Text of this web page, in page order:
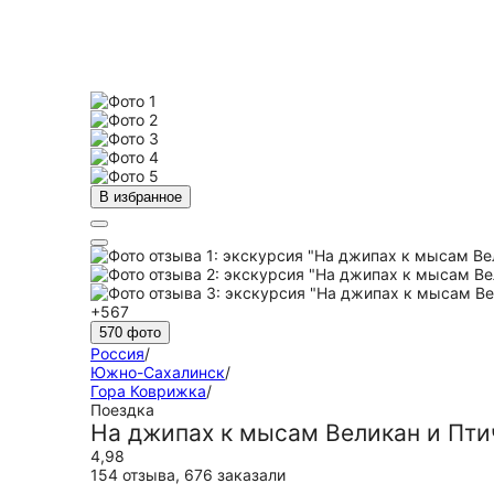
В избранное
+567
570 фото
Россия/
Южно-Сахалинск/
Гора Коврижка/
Поездка
На джипах к мысам Великан и
4,98
154 отзыва, 676 заказали